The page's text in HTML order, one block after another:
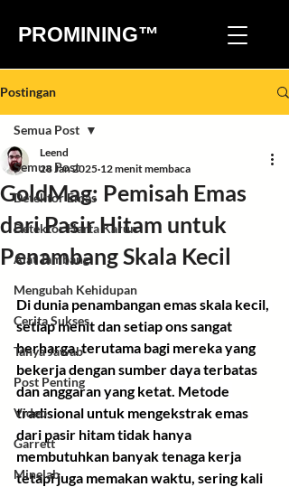
PROMINING™
Postingan
Semua Post
Detektor Emas
Detektor Harta Karun
Alat Tambang
Mengubah Kehidupan
Cerita Sukses
Tanya Jawab
Post Penting
Video
Garrett
Minelab
Semua Post
GoldMag: Pemisah Emas
dari Pasir Hitam untuk
Penambang Skala Kecil
Leend
28 Jan 2025 12 menit membaca
Di dunia penambangan emas skala kecil,
setiap menit dan setiap ons sangat
berharga, terutama bagi mereka yang
bekerja dengan sumber daya terbatas
dan anggaran yang ketat. Metode
tradisional untuk mengekstrak emas
dari pasir hitam tidak hanya
membutuhkan banyak tenaga kerja
tetapi juga memakan waktu, sering kali